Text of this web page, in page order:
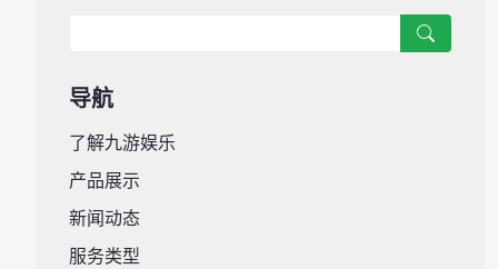
导航
了解九游娱乐
产品展示
新闻动态
服务类型